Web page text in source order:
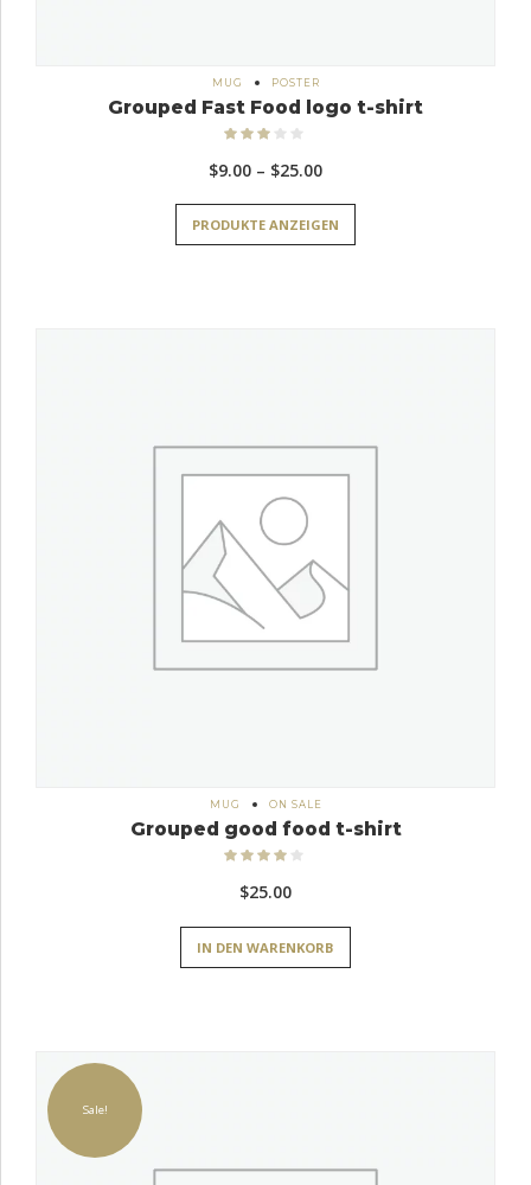
MUG POSTER
Grouped Fast Food logo t-shirt
von 5
$9.00 – $25.00Preisspanne:
bis
PRODUKTE ANZEIGEN
MUG ON SALE
Grouped good food t-shirt
von 5
$25.00
IN DEN WARENKORB
Sale!